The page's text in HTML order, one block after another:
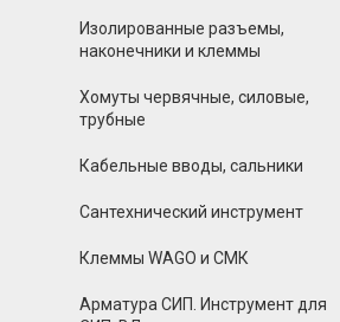
Изолированные разъемы,
наконечники и клеммы
Хомуты червячные, силовые,
трубные
Кабельные вводы, сальники
Сантехнический инструмент
Клеммы WAGO и СМК
Арматура СИП. Инструмент для